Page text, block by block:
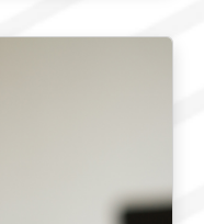
kepatuhan
untuk
pelanggaran atau